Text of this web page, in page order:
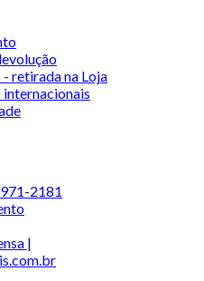
- retirada na Loja
internacionais
2181
|